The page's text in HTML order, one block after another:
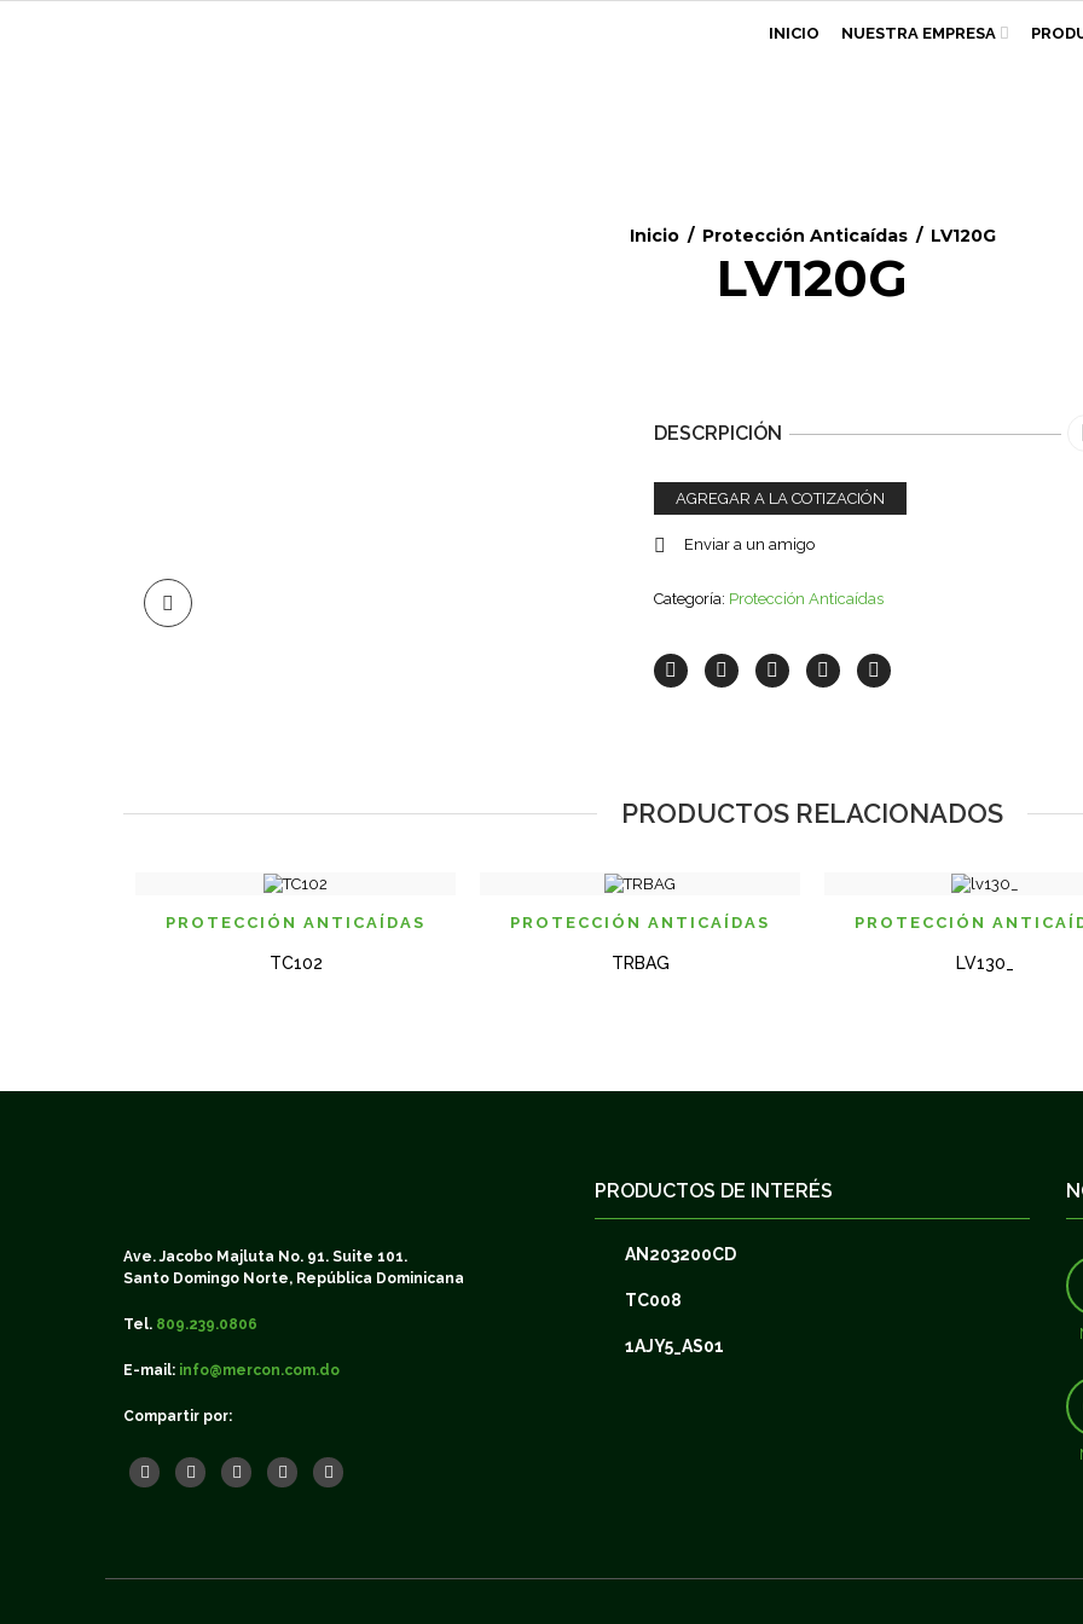
INICIO NUESTRA EMPRESA
Inicio / Protección Anticaí­das / LV120G
LV120G
DESCRPICIÓN
AGREGAR A LA COTIZACIÓN
Enviar a un amigo
Categoría: Protección Anticaí­das
PRODUCTOS RELACIONADOS
VISTA RAPIDA
PROTECCIÓN ANTICAÍ­DAS
TC102
VISTA RAPIDA
PROTECCIÓN ANTICAÍ­DAS
TRBAG
VISTA
PROTECCIÓN
LV130_
Ave. Jacobo Majluta No. 91. Suite 101.
Santo Domingo Norte, República Dominicana
Tel. 809.239.0806
E-mail: info@mercon.com.do
Compartir por:
PRODUCTOS DE INTERÉS
AN203200CD
TC008
1AJY5_AS01